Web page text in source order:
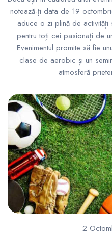
notează-ți data de 19
aduce o zi plină de
pentru toți cei pasionați de
Evenimentul promite să fie
clase de aerobic și un
atmosferă
2